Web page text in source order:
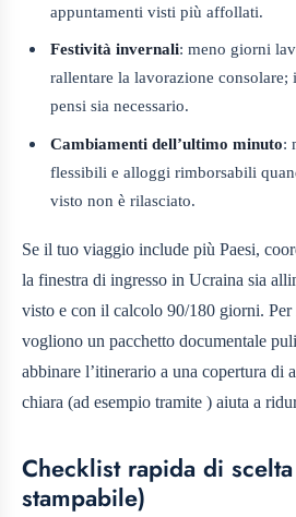
appuntamenti visti più affollati.
Festività invernali: meno giorni
rallentare la lavorazione
pensi sia necessario.
Cambiamenti dell’ultimo minuto:
flessibili e alloggi rimborsabili
visto non è rilasciato.
Se il tuo viaggio include più Paesi,
la finestra di ingresso in Ucraina sia
visto e con il calcolo 90/180 giorni.
vogliono un pacchetto documentale
abbinare l’itinerario a una copertura di
chiara (ad esempio tramite ) aiuta a
Checklist rapida di
stampabile)